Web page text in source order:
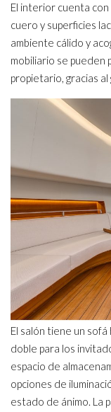
El interior cuenta
cuero y superficies
ambiente cálido y
mobiliario se pueden
propietario, gracias
El salón tiene un
doble para los
espacio de
opciones de
estado de ánimo. La